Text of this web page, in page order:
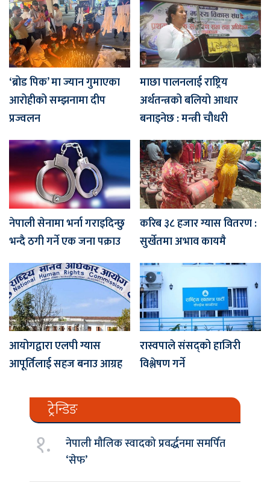
‘ब्रोड पिक’ मा ज्यान गुमाएका
आरोहीको सम्झनामा दीप
प्रज्वलन
माछा पालनलाई राष्ट्रिय
अर्थतन्त्रको बलियो आधार
बनाइनेछ : मन्त्री चौधरी
नेपाली सेनामा भर्ना गराइदिन्छु
भन्दै ठगी गर्ने एक जना पक्राउ
करिब ३८ हजार ग्यास वितरण :
सुर्खेतमा अभाव कायमै
आयोगद्वारा एलपी ग्यास
आपूर्तिलाई सहज बनाउ आग्रह
रास्वपाले संसद्को हाजिरी
विश्लेषण गर्ने
ट्रेन्डिङ
१.
नेपाली मौलिक स्वादको प्रवर्द्धनमा समर्पित
‘सेफ’